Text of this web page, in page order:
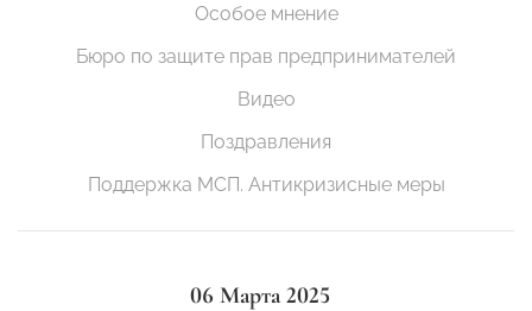
Особое мнение
Бюро по защите прав предпринимателей
Видео
Поздравления
Поддержка МСП. Антикризисные меры
06 Марта 2025